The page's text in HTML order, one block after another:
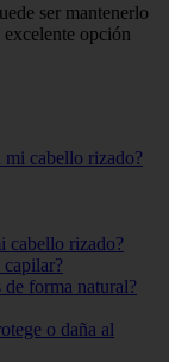
ser mantenerlo
opción
mi cabello rizado?
cabello rizado?
forma natural?
o daña al